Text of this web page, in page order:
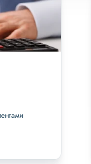
страхование
000 000 рублей
ведущие страховые
собственная служба